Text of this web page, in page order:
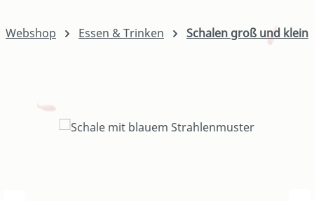
Webshop Essen & Trinken Schalen groß und klein
Bildergalerie überspringen